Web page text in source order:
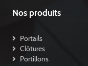
Nos produits
Portails
Clôtures
Portillons